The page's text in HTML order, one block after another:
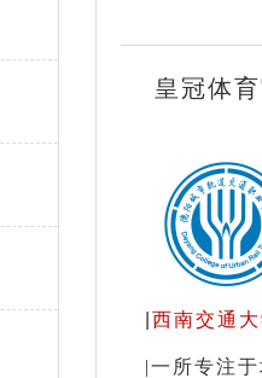
皇冠体
西南交通大
|一所专注于